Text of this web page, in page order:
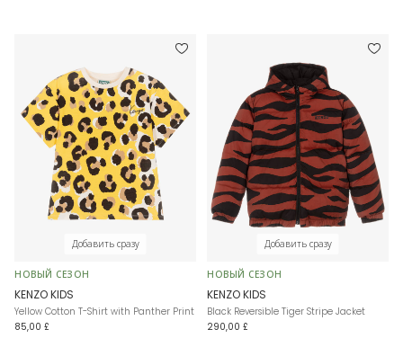
Добавить сразу
НОВЫЙ СЕЗОН
KENZO KIDS
Yellow Cotton T-Shirt with Panther Print
85,00 £
Добавить сразу
НОВЫЙ СЕЗОН
KENZO KIDS
Black Reversible Tiger Stripe Jacket
290,00 £